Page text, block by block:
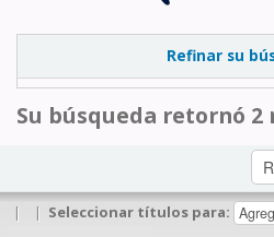
Refinar su
Su búsqueda retornó 2
| | Seleccionar títulos para: